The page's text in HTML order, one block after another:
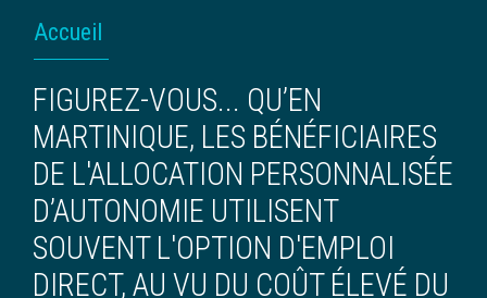
FIL
D'ARIANE
Accueil
FIGUREZ-VOUS... QU’EN
MARTINIQUE, LES BÉNÉFICIAIRES
DE L'ALLOCATION PERSONNALISÉE
D’AUTONOMIE UTILISENT
SOUVENT L'OPTION D'EMPLOI
DIRECT, AU VU DU COÛT ÉLEVÉ DU